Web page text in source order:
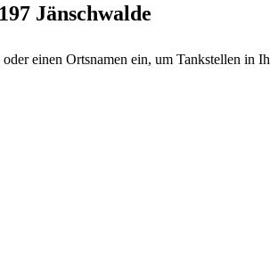
Jänschwalde
einen Ortsnamen ein, um Tankstellen in